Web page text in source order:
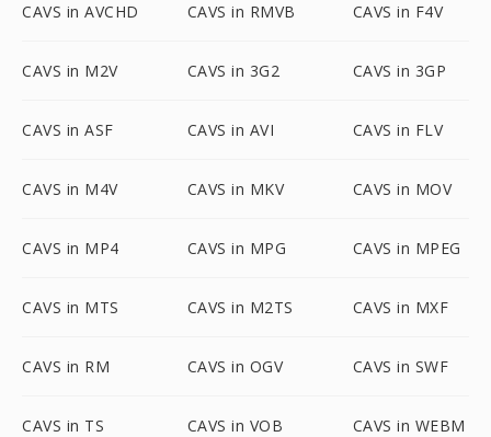
CAVS in AVCHD CAVS in RMVB CAVS in F4V
CAVS in M2V CAVS in 3G2 CAVS in 3GP
CAVS in ASF CAVS in AVI CAVS in FLV
CAVS in M4V CAVS in MKV CAVS in MOV
CAVS in MP4 CAVS in MPG CAVS in MPEG
CAVS in MTS CAVS in M2TS CAVS in MXF
CAVS in RM CAVS in OGV CAVS in SWF
CAVS in TS CAVS in VOB CAVS in WEBM